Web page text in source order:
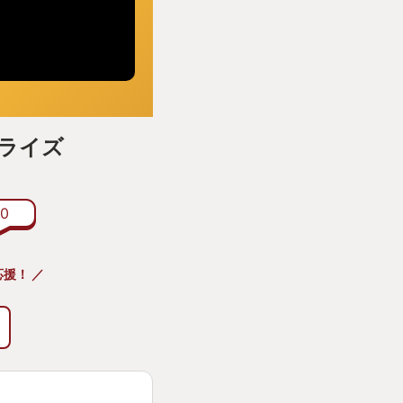
イズ
0
！ ／